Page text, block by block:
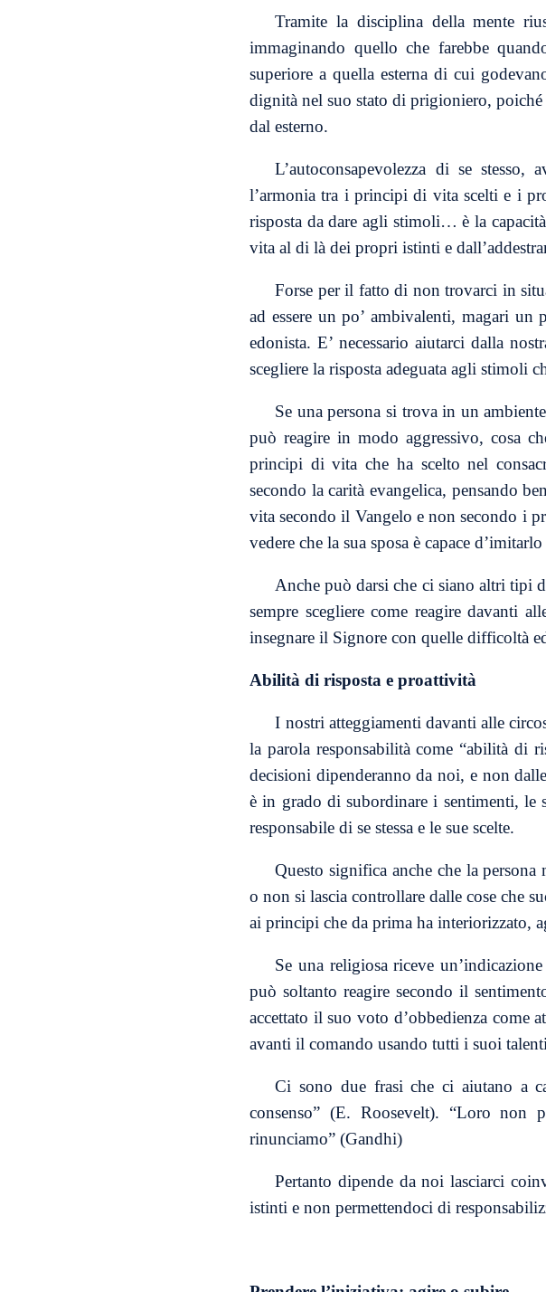
Tramite la disciplina della mente
immaginando quello che farebbe
superiore a quella esterna di cui
dignità nel suo stato di prigioniero,
dal esterno.
L’autoconsapevolezza di se
l’armonia tra i principi di vita scelti e i
risposta da dare agli stimoli… è la
vita al di là dei propri istinti e
Forse per il fatto di non trovarci in
ad essere un po’ ambivalenti, magari
edonista. E’ necessario aiutarci dalla
scegliere la risposta adeguata agli stimoli
Se una persona si trova in un
può reagire in modo aggressivo, cosa
principi di vita che ha scelto nel
secondo la carità evangelica, pensando
vita secondo il Vangelo e non secondo i
vedere che la sua sposa è capace
Anche può darsi che ci siano altri tipi
sempre scegliere come reagire davanti
insegnare il Signore con quelle difficoltà
Abilità di risposta e proattività
I nostri atteggiamenti davanti alle
la parola responsabilità come “abilità di
decisioni dipenderanno da noi, e non
è in grado di subordinare i sentimenti,
responsabile di se stessa e le sue scelte.
Questo significa anche che la
o non si lascia controllare dalle cose che
ai principi che da prima ha interiorizzato,
Se una religiosa riceve
può soltanto reagire secondo il
accettato il suo voto d’obbedienza come
avanti il comando usando tutti i suoi
Ci sono due frasi che ci aiutano a
consenso” (E. Roosevelt). “Loro
rinunciamo” (Gandhi)
Pertanto dipende da noi lasciarci
istinti e non permettendoci di